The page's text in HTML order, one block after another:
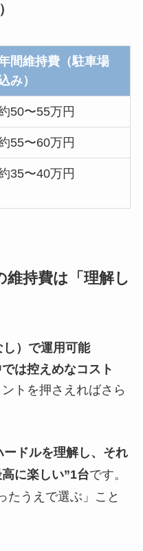
間維持費（駐車場
み）
50〜55万円
55〜60万円
35〜40万円
維持費は「理解し
）で運用可能
は控えめなコスト
トを押さえればさら
ードルを理解し、それ
に楽しい”1台です。
たうえで選ぶ」こと